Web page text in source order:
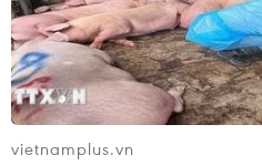
Mỹ bán đồng euro để hỗ
Bản vực dậy đồng yen
vietnamplus.vn